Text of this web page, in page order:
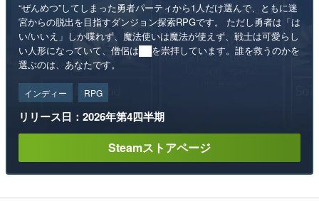
“ぜんめつ”してしまった勇者パーティから1人だけ選んで、ともに迷
宮からの脱出を目指すダンジョン探索RPGです。 ただし勇者は「は
い/いいえ」しか喋れず、魔法使いは魔法が使えず、戦士は可愛らし
い人形になっていて、僧侶は██を崇拝しています。誰を救うのかを
選ぶのは、あなたです。
インディー RPG
リリース日：2026年第4四半期
Steamストアページ